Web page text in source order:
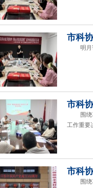
市科
明月寄
市科
围绕习
工作重要
市科
围绕习